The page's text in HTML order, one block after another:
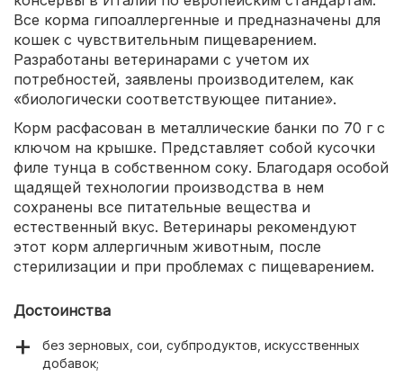
Все корма гипоаллергенные и предназначены для
кошек с чувствительным пищеварением.
Разработаны ветеринарами с учетом их
потребностей, заявлены производителем, как
«биологически соответствующее питание».
Корм расфасован в металлические банки по 70 г с
ключом на крышке. Представляет собой кусочки
филе тунца в собственном соку. Благодаря особой
щадящей технологии производства в нем
сохранены все питательные вещества и
естественный вкус. Ветеринары рекомендуют
этот корм аллергичным животным, после
стерилизации и при проблемах с пищеварением.
Достоинства
без зерновых, сои, субпродуктов, искусственных
добавок;